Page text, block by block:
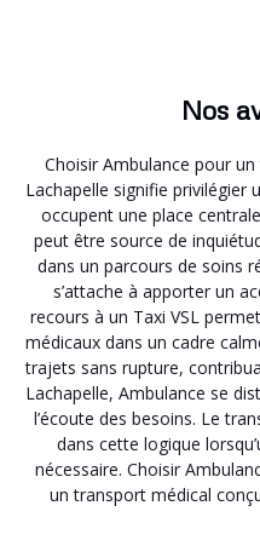
Nos
Choisir Ambulance pour
Lachapelle signifie privilégier
occupent une place
peut être source de
dans un parcours de soins
s’attache à apporter un
recours à un Taxi VSL
médicaux dans un cadre
trajets sans rupture,
Lachapelle, Ambulance se
l’écoute des besoins. Le
dans cette logique
nécessaire. Choisir
un transport médical